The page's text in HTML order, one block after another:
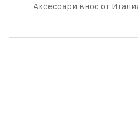
Аксесоари внос от